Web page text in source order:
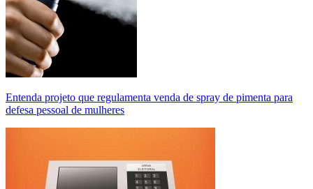
Entenda projeto que regulamenta venda de spray de pimenta para
defesa pessoal de mulheres